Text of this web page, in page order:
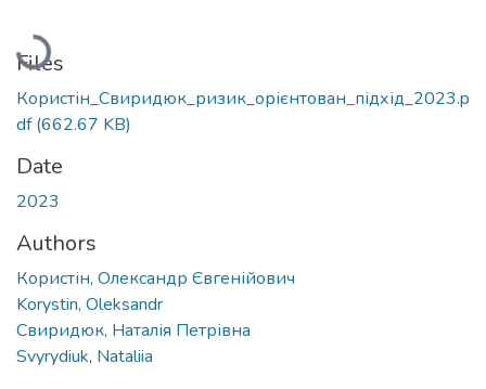
Loading...
Files
Користін_Свиридюк_ризик_орієнтован_підхід_2023.p
df(662.67 KB)
Date
2023
Authors
Користін, Олександр Євгенійович
Korystin, Oleksandr
Свиридюк, Наталія Петрівна
Svyrydiuk, Nataliia